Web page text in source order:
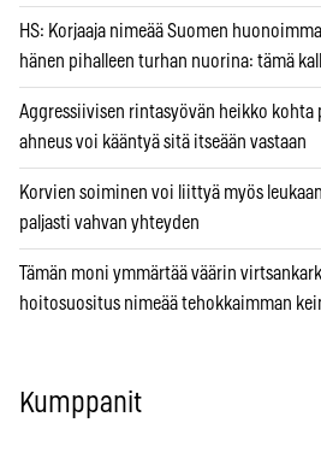
HS: Korjaaja nimeää Suomen
hänen pihalleen turhan nuorina: tämä
Aggressiivisen rintasyövän heikko kohta
ahneus voi kääntyä sitä itseään vastaan
Korvien soiminen voi liittyä myös
paljasti vahvan yhteyden
Tämän moni ymmärtää väärin
hoitosuositus nimeää tehokkaimman
Kumppanit